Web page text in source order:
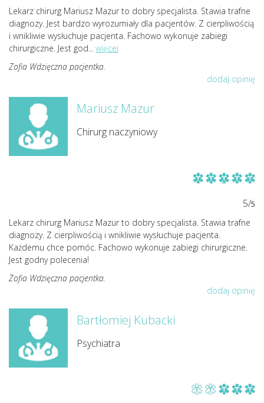
Lekarz chirurg Mariusz Mazur to dobry specjalista. Stawia trafne
diagnozy. Jest bardzo wyrozumiały dla pacjentów. Z cierpliwością
i wnikliwie wysłuchuje pacjenta. Fachowo wykonuje zabiegi
chirurgiczne. Jest god
więcej
Zofia Wdzięczna pacjentka.
dodaj opinię
Mariusz Mazur
Chirurg naczyniowy
5/5
Lekarz chirurg Mariusz Mazur to dobry specjalista. Stawia trafne
diagnozy. Z cierpliwością i wnikliwie wysłuchuje pacjenta.
Każdemu chce pomóc. Fachowo wykonuje zabiegi chirurgiczne.
Jest godny polecenia!
Zofia Wdzięczna pacjentka.
dodaj opinię
Bartłomiej Kubacki
Psychiatra